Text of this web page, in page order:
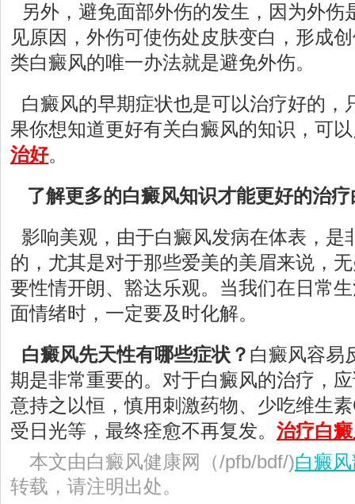
另外，避免面部外伤的发生，因为外伤
见原因，外伤可使伤处皮肤变白，形成
类白癜风的唯一办法就是避免外伤。
白癜风的早期症状也是可以治疗好的，
果你想知道更好有关白癜风的知识，可
治好。
了解更多的白癜风知识才能更好的治
影响美观，由于白癜风发病在体表，是
的，尤其是对于那些爱美的美眉来说，
要性情开朗、豁达乐观。当我们在日常
面情绪时，一定要及时化解。
白癜风先天性有哪些症状？ 白癜风容易
期是非常重要的。对于白癜风的治疗，
意持之以恒，慎用刺激药物、少吃维生
受日光等，最终痊愈不再复发。 治疗白
本文由白癜风健康网（/pfb/bdf/)白癜
转载，请注明出处。